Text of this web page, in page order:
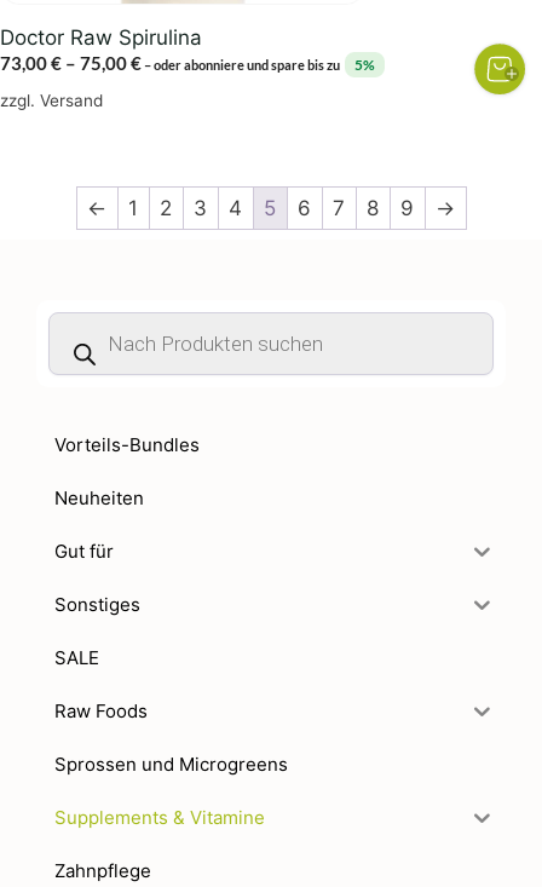
Doctor Raw Spirulina
73,00€ – 75,00€Preisspanne:
–oder abonniere und spare bis zu 5%
zzgl. Versand
werden
← 1 2 3 4 5 6 7 8 9 →
Products
search
Vorteils-Bundles
Neuheiten
Gut für
Sonstiges
SALE
Raw Foods
Sprossen und Microgreens
Supplements & Vitamine
Zahnpflege